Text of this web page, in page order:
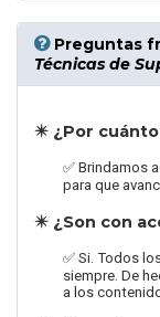
Preguntas
Técnicas de
✴️ ¿Por
✅ Brindamos
para que
✴️ ¿Son con
✅ Si. Todos
siempre. De
a los